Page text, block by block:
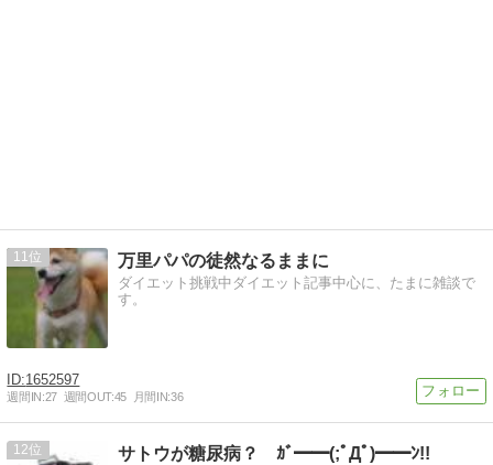
11 万里パパの徒然なるままに
ダイエット挑戦中ダイエット記事中心に、たまに雑談で
す。
1652597
週間IN:27 週間OUT:45 月間IN:36
12 サトウが糖尿病？ ｶﾞ━━(;ﾟДﾟ)━━ﾝ!!